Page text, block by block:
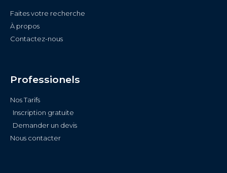
Faites votre recherche
À propos
Contactez-nous
Professionels
Nos Tarifs
Inscription gratuite
Demander un devis
Nous contacter